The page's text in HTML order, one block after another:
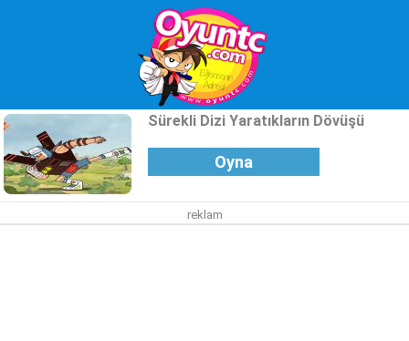
Sürekli Dizi Yaratıkların Dövüşü
Oyna
reklam